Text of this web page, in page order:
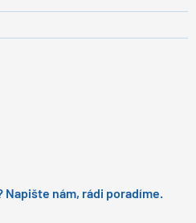
Napište nám, rádi poradíme.